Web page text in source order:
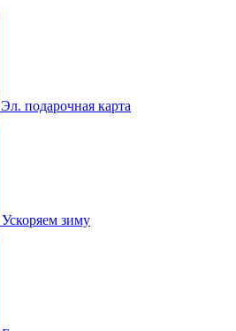
Эл. подарочная карта
Ускоряем зиму